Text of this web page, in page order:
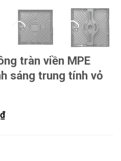
tràn viền MPE
sáng trung tính vỏ
₫Giá